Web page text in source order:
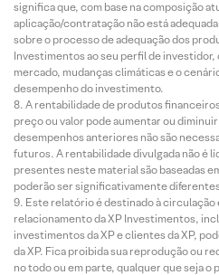
significa que, com base na composição
aplicação/contratação não está
sobre o processo de adequação dos
Investimentos ao seu perfil de
mercado, mudanças climáticas e o
desempenho do investimento.
A rentabilidade de produtos
preço ou valor pode aumentar ou
desempenhos anteriores não são
futuros. A rentabilidade divulgada não é
presentes neste material são baseadas
poderão ser significativamente
Este relatório é destinado à circulação
relacionamento da XP Investimentos,
investimentos da XP e clientes da XP,
da XP. Fica proibida sua reprodução ou
no todo ou em parte, qualquer que seja o